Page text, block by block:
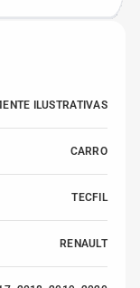
ILUSTRATIVAS
CARRO
TECFIL
RENAULT